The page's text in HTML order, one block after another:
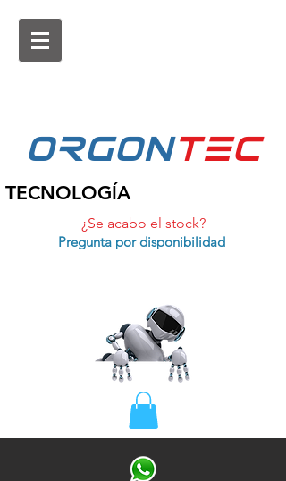
ORGONtEc
TECNOLOGÍA
¿Se acabo el stock?
Pregunta por disponibilidad